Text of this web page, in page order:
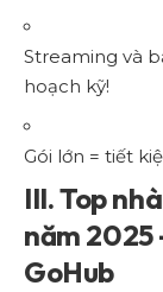
Streaming và
hoạch kỹ!
Gói lớn = tiết
III. Top
năm 2025
GoHub